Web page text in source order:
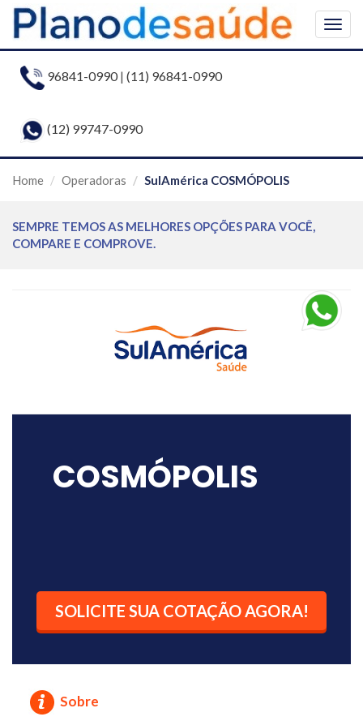
96841-0990| (11) 96841-0990
(12) 99747-0990
Home Operadoras SulAmérica COSMÓPOLIS
SEMPRE TEMOS AS MELHORES OPÇÕES PARA VOCÊ,
COMPARE E COMPROVE.
COSMÓPOLIS
SOLICITE SUA COTAÇÃO AGORA!
Sobre